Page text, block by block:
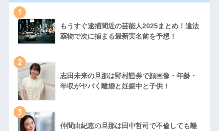
1
もうすぐ逮捕間近の芸能人2025まとめ！違法
薬物で次に捕まる最新実名前を予想！
2
志田未来の旦那は野村證券で顔画像・年齢・
年収がヤバく離婚と妊娠中と子供！
3
仲間由紀恵の旦那は田中哲司で不倫しても離